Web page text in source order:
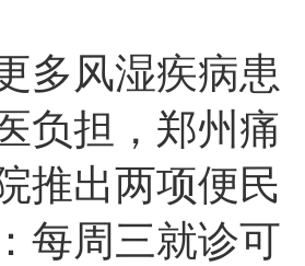
多风湿疾病患
负担，郑州痛
推出两项便民
每周三就诊可